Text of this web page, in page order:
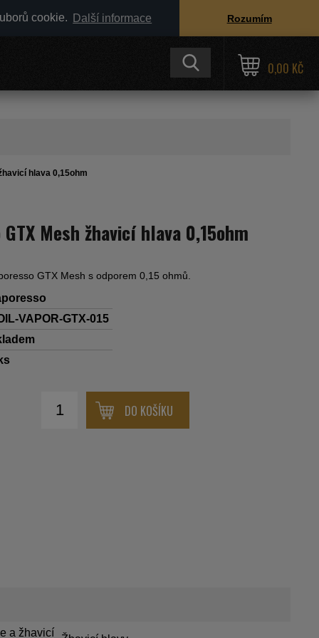
cookie. Další informace Rozumím
0,00 KČ
hlava 0,15ohm
Mesh žhavicí hlava 0,15ohm
GTX Mesh s odporem 0,15 ohmů.
VAPOR-GTX-015
DO KOŠÍKU
a žhavicí